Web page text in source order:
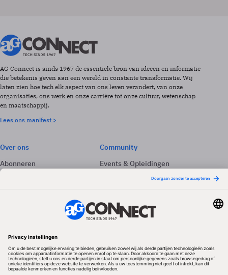
AG Connect is sinds 1967 de essentiële bron van ideeën en informatie
die betekenis geven aan een wereld in constante transformatie. Wij
laten zien hoe tech elk aspect van ons leven verandert, van onze
organisaties, ons werk en onze carrière tot onze cultuur, wetenschap
en maatschappij.
Lees ons manifest >
Over ons
Abonneren
Community
Events & Opleidingen
Volg ons